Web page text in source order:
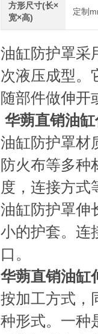
方形尺寸(长×
宽×高)
定制
油缸防护罩采
次液压成型。
随部件做伸开
华蒴直销油
油缸防护罩材
防火布等多种
度，连接方式
油缸防护罩伸
小的护套。连
口。
华蒴直销油缸
按加工方式，
种形式。一种